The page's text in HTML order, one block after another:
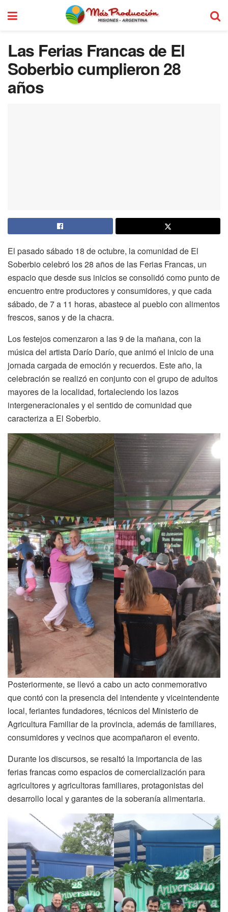
Las Ferias Francas de El
Soberbio cumplieron 28
años
El pasado sábado 18 de octubre, la comunidad de El
Soberbio celebró los 28 años de las Ferias Francas, un
espacio que desde sus inicios se consolidó como punto de
encuentro entre productores y consumidores, y que cada
sábado, de 7 a 11 horas, abastece al pueblo con alimentos
frescos, sanos y de la chacra.
Los festejos comenzaron a las 9 de la mañana, con la
música del artista Darío Darío, que animó el inicio de una
jornada cargada de emoción y recuerdos. Este año, la
celebración se realizó en conjunto con el grupo de adultos
mayores de la localidad, fortaleciendo los lazos
intergeneracionales y el sentido de comunidad que
caracteriza a El Soberbio.
Posteriormente, se llevó a cabo un acto conmemorativo
que contó con la presencia del intendente y viceintendente
local, feriantes fundadores, técnicos del Ministerio de
Agricultura Familiar de la provincia, además de familiares,
consumidores y vecinos que acompañaron el evento.
Durante los discursos, se resaltó la importancia de las
ferias francas como espacios de comercialización para
agricultores y agricultoras familiares, protagonistas del
desarrollo local y garantes de la soberanía alimentaria.